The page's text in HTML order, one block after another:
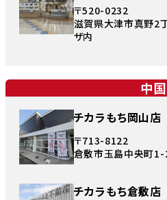
〒520-0232
滋賀県大津市真野2
ザ内
中国
チカラもち岡山店
〒713-8122
倉敷市玉島中央町
チカラもち倉敷店